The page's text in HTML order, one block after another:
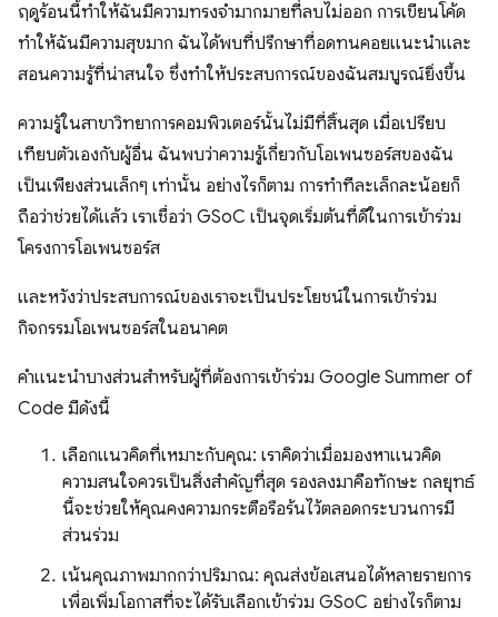
ฤดูร้อนนี้ทำให้ฉันมีความทรงจำมากมายที่ลบไม่ออก การเขียนโค้ด
ทำให้ฉันมีความสุขมาก ฉันได้พบที่ปรึกษาที่อดทนคอยแนะนำและ
สอนความรู้ที่น่าสนใจ ซึ่งทำให้ประสบการณ์ของฉันสมบูรณ์ยิ่งขึ้น
ความรู้ในสาขาวิทยาการคอมพิวเตอร์นั้นไม่มีที่สิ้นสุด เมื่อเปรียบ
เทียบตัวเองกับผู้อื่น ฉันพบว่าความรู้เกี่ยวกับโอเพนซอร์สของฉัน
เป็นเพียงส่วนเล็กๆ เท่านั้น อย่างไรก็ตาม การทำทีละเล็กละน้อยก็
ถือว่าช่วยได้แล้ว เราเชื่อว่า GSoC เป็นจุดเริ่มต้นที่ดีในการเข้าร่วม
โครงการโอเพนซอร์ส
และหวังว่าประสบการณ์ของเราจะเป็นประโยชน์ในการเข้าร่วม
กิจกรรมโอเพนซอร์สในอนาคต
คำแนะนำบางส่วนสำหรับผู้ที่ต้องการเข้าร่วม Google Summer of
Code มีดังนี้
เลือกแนวคิดที่เหมาะกับคุณ: เราคิดว่าเมื่อมองหาแนวคิด
ความสนใจควรเป็นสิ่งสำคัญที่สุด รองลงมาคือทักษะ กลยุทธ์
นี้จะช่วยให้คุณคงความกระตือรือร้นไว้ตลอดกระบวนการมี
ส่วนร่วม
เน้นคุณภาพมากกว่าปริมาณ: คุณส่งข้อเสนอได้หลายรายการ
เพื่อเพิ่มโอกาสที่จะได้รับเลือกเข้าร่วม GSoC อย่างไรก็ตาม